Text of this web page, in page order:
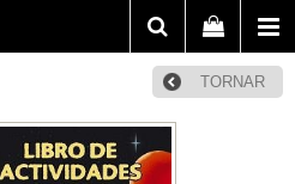
TORNAR